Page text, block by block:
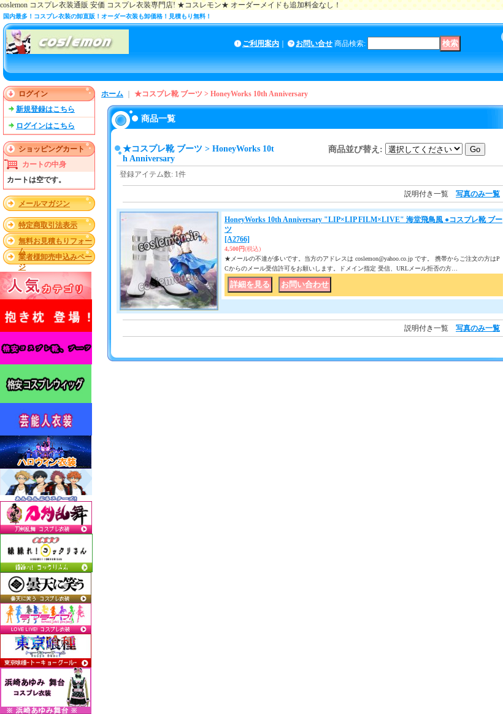
coslemon コスプレ衣装通販 安価 コスプレ衣装専門店! ★コスレモン★ オーダーメイドも追加料金なし！
国内最多！コスプレ衣装の卸直販！オーダー衣装も卸価格！見積もり無料！
ご利用案内 お問い合せ 商品検索:
ログイン
新規登録はこちら
ログインはこちら
ショッピングカート
カートの中身
カートは空です。
メールマガジン
特定商取引法表示
無料お見積もりフォー
ム
業者様卸売申込みペー
ジ
ホーム ★コスプレ靴 ブーツ > HoneyWorks 10th Anniversary
商品一覧
★コスプレ靴 ブーツ > HoneyWorks 10t
h Anniversary
商品並び替え :
登録アイテム数: 1件
説明付き一覧 写真のみ一覧
HoneyWorks 10th Anniversary "LIP×LIP FILM×LIVE" 海堂飛鳥風 ●コスプレ靴 ブー
ツ
[A2766]
4,500円(税込)
★メールの不達が多いです。当方のアドレスは coslemon@yahoo.co.jp です。 携帯からご注文の方はP
Cからのメール受信許可をお願いします。ドメイン指定 受信、URLメール拒否の方…
説明付き一覧 写真のみ一覧